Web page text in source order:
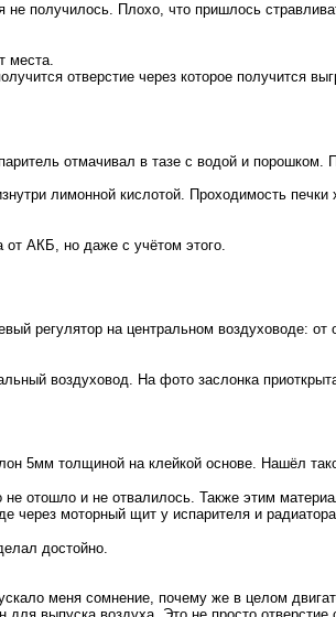
не получилось. Плохо, что пришлось
места.
отверстие через которое получится
отмачивал в тазе с водой и порошком.
лимонной кислотой. Проходимость
АКБ, но даже с учётом этого.
регулятор на центральном воздуховоде: от
воздуховод. На фото заслонка
5мм толщиной на клейкой основе. Нашёл
отошло и не отвалилось. Также этим
через моторный щит у испарителя и
достойно.
меня сомнение, почему же в целом